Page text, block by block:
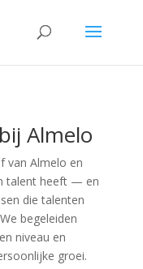
Almelo
van Almelo en
talent heeft — en
die talenten
begeleiden
niveau en
groei.